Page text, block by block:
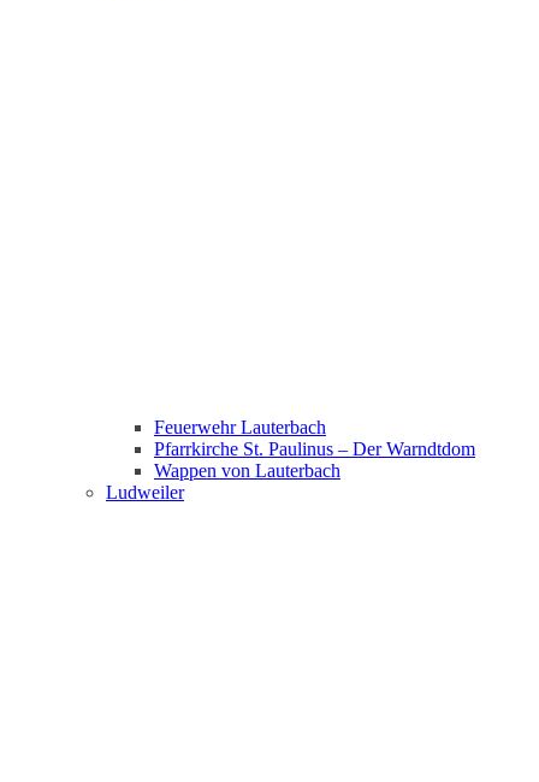
Feuerwehr Lauterbach
Pfarrkirche St. Paulinus – Der Warndtdom
Wappen von Lauterbach
Ludweiler